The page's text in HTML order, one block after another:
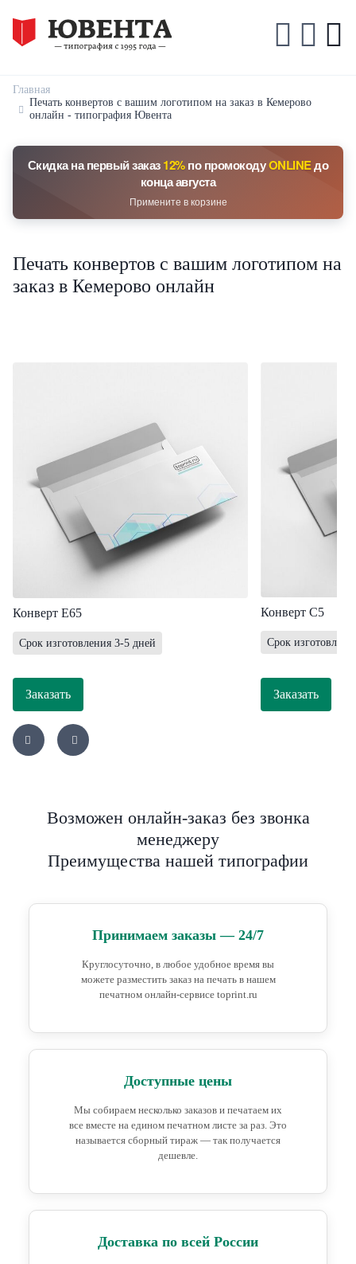
Главная
Печать конвертов с вашим логотипом на заказ в Кемерово
онлайн - типография Ювента
Скидка на первый заказ12%по промокодуONLINEдо
конца августа
Примените в корзине
Печать конвертов с вашим логотипом на
заказ в Кемерово онлайн
Конверт E65
Срок изготовления 3-5 дней
Заказать
Конверт С5
Срок
Заказать
Возможен онлайн-заказ без звонка
менеджеру
Преимущества нашей типографии
Принимаем заказы — 24/7
Круглосуточно, в любое удобное время вы
можете разместить заказ на печать в нашем
печатном онлайн-сервисе toprint.ru
Доступные цены
Мы собираем несколько заказов и печатаем их
все вместе на едином печатном листе за раз. Это
называется сборный тираж — так получается
дешевле.
Доставка по всей России